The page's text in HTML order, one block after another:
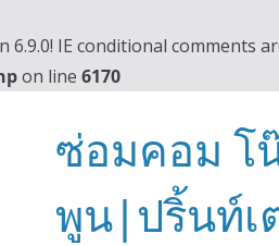
6.9.0! IE conditional comments
on line 6170
ซ่อมคอม โ
พูน|ปริ้นท์เ